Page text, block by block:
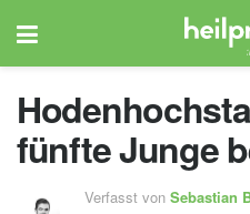
fünfte Junge
Verfasst von Sebastian